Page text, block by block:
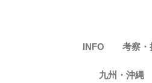
INFO 考察・
九州・沖縄